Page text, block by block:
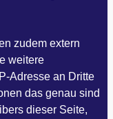
zudem extern
weitere
Adresse an Dritte
das genau sind
dieser Seite,